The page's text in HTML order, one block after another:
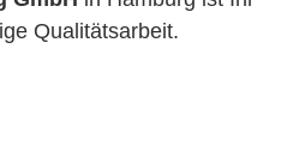
Qualitätsarbeit.